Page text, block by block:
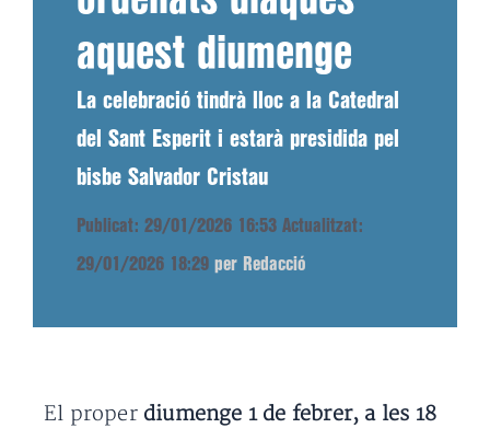
aquest diumenge
La celebració tindrà lloc a la Catedral
del Sant Esperit i estarà presidida pel
bisbe Salvador Cristau
Publicat: 29/01/2026 16:53 Actualitzat:
29/01/2026 18:29 per Redacció
El proper diumenge 1 de febrer, a les 18